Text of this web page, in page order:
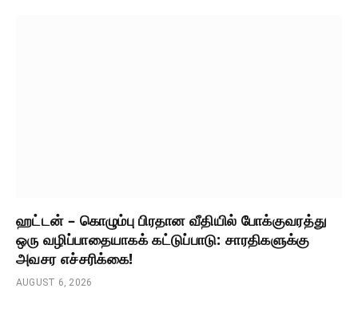
ஹட்டன் – கொழும்பு பிரதான வீதியில் போக்குவரத்து
ஒரு வழிப்பாதையாகக் கட்டுப்பாடு: சாரதிகளுக்கு
அவசர எச்சரிக்கை!
AUGUST 6, 2026